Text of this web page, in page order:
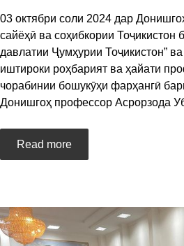
03 октябри соли 2024 дар
сайёҳӣ ва соҳибкории Тоҷикистон
давлатии Ҷумҳурии Тоҷикистон”
иштироки роҳбарият ва ҳайати
чорабинии бошукӯҳи фарҳангӣ
Донишгоҳ профессор Асрорзода
Read more